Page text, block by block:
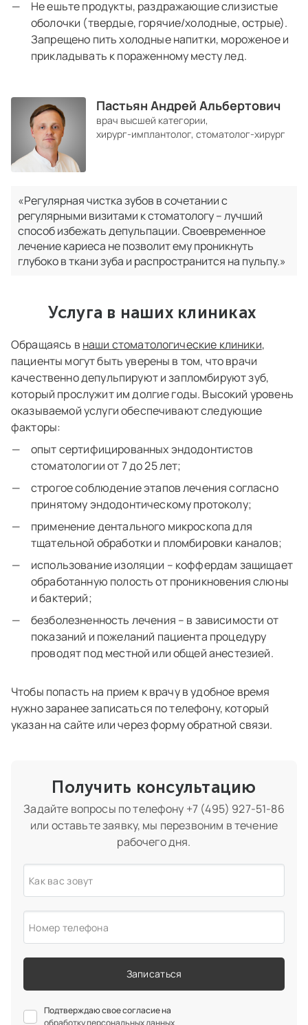
Не ешьте продукты, раздражающие слизистые
оболочки (твердые, горячие/холодные, острые).
Запрещено пить холодные напитки, мороженое и
прикладывать к пораженному месту лед.
Пастьян Андрей Альбертович
врач высшей категории,
хирург‑имплантолог, стоматолог‑хирург
«Регулярная чистка зубов в сочетании с
регулярными визитами к стоматологу – лучший
способ избежать депульпации. Своевременное
лечение кариеса не позволит ему проникнуть
глубоко в ткани зуба и распространится на пульпу.»
Услуга в наших клиниках
Обращаясь в наши стоматологические клиники,
пациенты могут быть уверены в том, что врачи
качественно депульпируют и запломбируют зуб,
который прослужит им долгие годы. Высокий уровень
оказываемой услуги обеспечивают следующие
факторы:
опыт сертифицированных эндодонтистов
стоматологии от 7 до 25 лет;
строгое соблюдение этапов лечения согласно
принятому эндодонтическому протоколу;
применение дентального микроскопа для
тщательной обработки и пломбировки каналов;
использование изоляции – коффердам защищает
обработанную полость от проникновения слюны
и бактерий;
безболезненность лечения – в зависимости от
показаний и пожеланий пациента процедуру
проводят под местной или общей анестезией.
Чтобы попасть на прием к врачу в удобное время
нужно заранее записаться по телефону, который
указан на сайте или через форму обратной связи.
Получить консультацию
Задайте вопросы по телефону +7 (495) 927-51-86
или оставьте заявку, мы перезвоним в течение
рабочего дня.
Как вас зовут
Номер телефона
Записаться
Подтверждаю свое согласие на
обработку персональных данных